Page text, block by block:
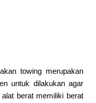
towing merupakan
untuk dilakukan agar
berat memiliki berat